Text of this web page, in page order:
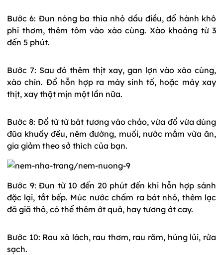
Bước 6: Đun nóng ba thìa nhỏ dầu điều, đổ hành khô
phi thơm, thêm tôm vào xào cùng. Xào khoảng từ 3
đến 5 phút.
Bước 7: Sau đó thêm thịt xay, gan lợn vào xào cùng,
xào chín. Đổ hỗn hợp ra máy sinh tố, hoặc máy xay
thịt, xay thật mịn một lần nữa.
Bước 8: Đổ từ từ bát tương vào chảo, vừa đổ vừa dùng
đũa khuấy đều, nêm đường, muối, nước mắm vừa ăn,
gia giảm theo sở thích của bạn.
Bước 9: Đun từ 10 đến 20 phút đến khi hỗn hợp sánh
đặc lại, tắt bếp. Múc nước chấm ra bát nhỏ, thêm lạc
đã giã thô, có thể thêm ớt quả, hay tương ớt cay.
Bước 10: Rau xà lách, rau thơm, rau răm, húng lủi, rửa
sạch.